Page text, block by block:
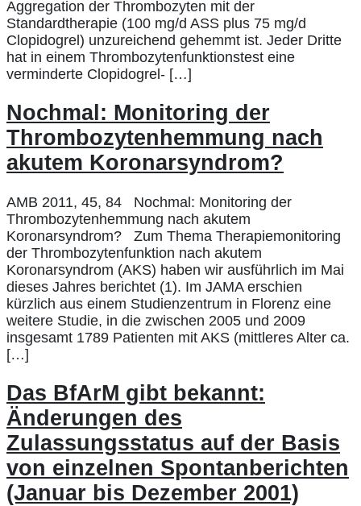
Aggregation der Thrombozyten mit der
Standardtherapie (100 mg/d ASS plus 75 mg/d
Clopidogrel) unzureichend gehemmt ist. Jeder Dritte
hat in einem Thrombozytenfunktionstest eine
verminderte Clopidogrel- […]
Nochmal: Monitoring der
Thrombozytenhemmung nach
akutem Koronarsyndrom?
AMB 2011, 45, 84 Nochmal: Monitoring der
Thrombozytenhemmung nach akutem
Koronarsyndrom? Zum Thema Therapiemonitoring
der Thrombozytenfunktion nach akutem
Koronarsyndrom (AKS) haben wir ausführlich im Mai
dieses Jahres berichtet (1). Im JAMA erschien
kürzlich aus einem Studienzentrum in Florenz eine
weitere Studie, in die zwischen 2005 und 2009
insgesamt 1789 Patienten mit AKS (mittleres Alter ca.
[…]
Das BfArM gibt bekannt:
Änderungen des
Zulassungsstatus auf der Basis
von einzelnen Spontanberichten
(Januar bis Dezember 2001)